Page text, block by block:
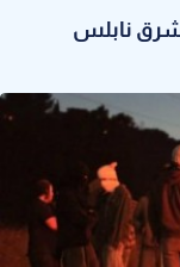
شرق نابلس